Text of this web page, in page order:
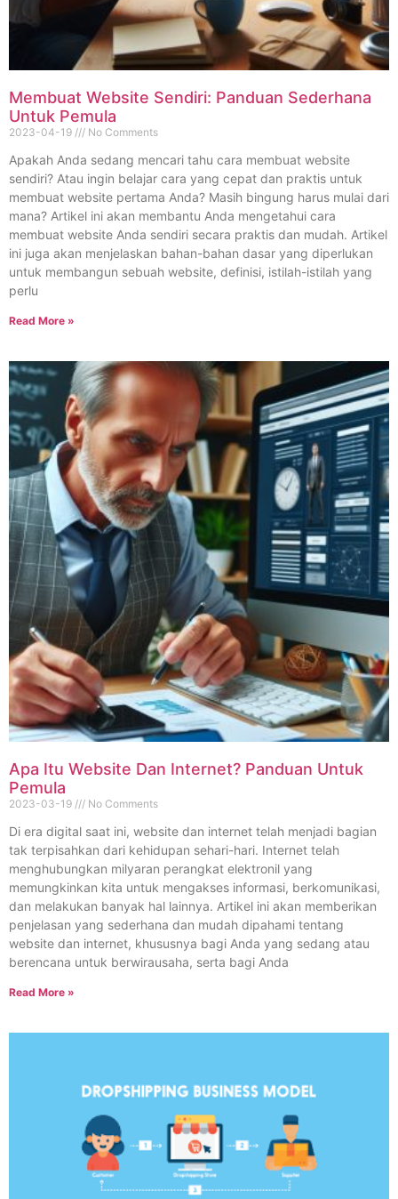
Membuat Website Sendiri: Panduan Sederhana
Untuk Pemula
2023-04-19 No Comments
Apakah Anda sedang mencari tahu cara membuat website
sendiri? Atau ingin belajar cara yang cepat dan praktis untuk
membuat website pertama Anda? Masih bingung harus mulai dari
mana? Artikel ini akan membantu Anda mengetahui cara
membuat website Anda sendiri secara praktis dan mudah. Artikel
ini juga akan menjelaskan bahan-bahan dasar yang diperlukan
untuk membangun sebuah website, definisi, istilah-istilah yang
perlu
Read More »
Apa Itu Website Dan Internet? Panduan Untuk
Pemula
2023-03-19 No Comments
Di era digital saat ini, website dan internet telah menjadi bagian
tak terpisahkan dari kehidupan sehari-hari. Internet telah
menghubungkan milyaran perangkat elektronil yang
memungkinkan kita untuk mengakses informasi, berkomunikasi,
dan melakukan banyak hal lainnya. Artikel ini akan memberikan
penjelasan yang sederhana dan mudah dipahami tentang
website dan internet, khususnya bagi Anda yang sedang atau
berencana untuk berwirausaha, serta bagi Anda
Read More »